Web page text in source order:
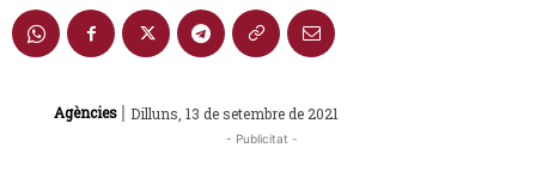
Agències | Dilluns, 13 de setembre de 2021
- Publicitat -